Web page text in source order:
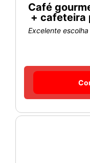
Café
+ cafeteira
Excelente